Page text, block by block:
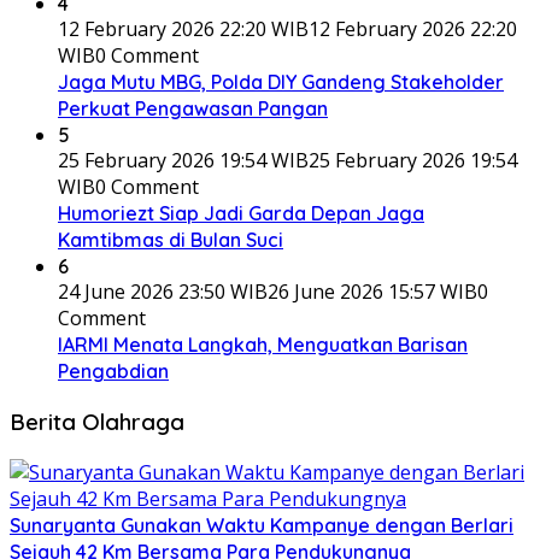
12 February 2026 22:20 WIB12 February 2026 22:20
WIB0 Comment
Jaga Mutu MBG, Polda DIY Gandeng Stakeholder
Perkuat Pengawasan Pangan
5
25 February 2026 19:54 WIB25 February 2026 19:54
WIB0 Comment
Humoriezt Siap Jadi Garda Depan Jaga
Kamtibmas di Bulan Suci
6
24 June 2026 23:50 WIB26 June 2026 15:57 WIB0
Comment
IARMI Menata Langkah, Menguatkan Barisan
Pengabdian
Berita Olahraga
Sunaryanta Gunakan Waktu Kampanye dengan Berlari
Sejauh 42 Km Bersama Para Pendukungnya